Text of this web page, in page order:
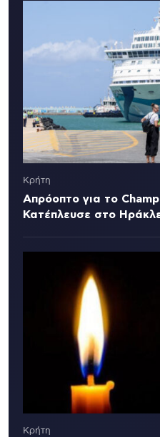
Κρήτη
Απρόοπτο για το
Κατέπλευσε στο
Κρήτη